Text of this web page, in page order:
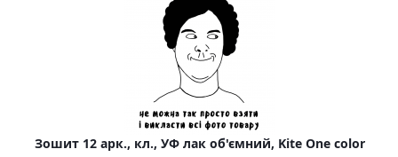
Зошит 12 арк., кл., УФ лак об'ємний, Kite One color